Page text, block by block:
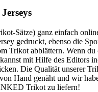
Sätze) ganz einfach
gedruckt, ebenso die
Trikot abblättern. Wenn
mit Hilfe des Editors
Die Qualität unserer
Hand genäht und wir
Trikot zu liefern!